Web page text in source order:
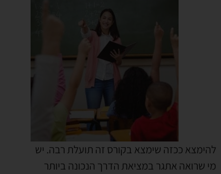
להימצא ככזה שימצא בקורס זה תועלת רבה. יש
מי שרואה אתגר במציאת הדרך הנכונה ביותר